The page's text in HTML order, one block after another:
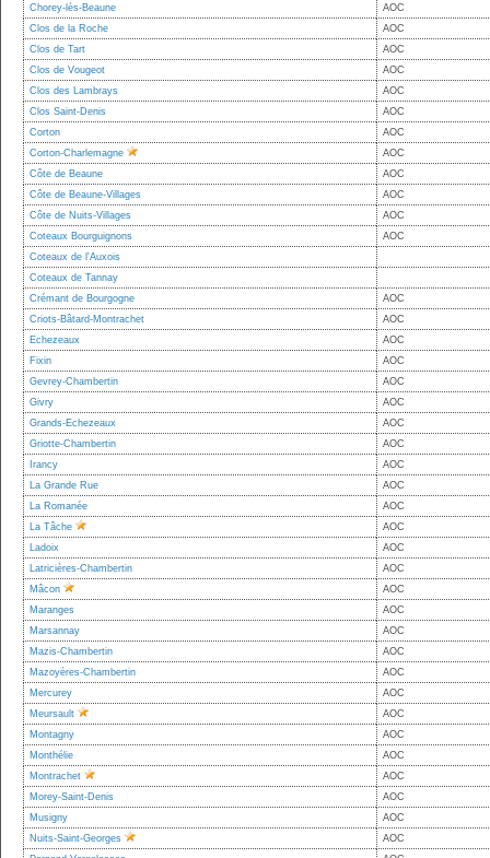
Chorey-lès-Beaune
AOC
Clos de la Roche
AOC
Clos de Tart
AOC
Clos de Vougeot
AOC
Clos des Lambrays
AOC
Clos Saint-Denis
AOC
Corton
AOC
Corton-Charlemagne
AOC
Côte de Beaune
AOC
Côte de Beaune-Villages
AOC
Côte de Nuits-Villages
AOC
Coteaux Bourguignons
AOC
Coteaux de l'Auxois
Coteaux de Tannay
Crémant de Bourgogne
AOC
Criots-Bâtard-Montrachet
AOC
Echezeaux
AOC
Fixin
AOC
Gevrey-Chambertin
AOC
Givry
AOC
Grands-Echezeaux
AOC
Griotte-Chambertin
AOC
Irancy
AOC
La Grande Rue
AOC
La Romanée
AOC
La Tâche
AOC
Ladoix
AOC
Latricières-Chambertin
AOC
Mâcon
AOC
Maranges
AOC
Marsannay
AOC
Mazis-Chambertin
AOC
Mazoyères-Chambertin
AOC
Mercurey
AOC
Meursault
AOC
Montagny
AOC
Monthélie
AOC
Montrachet
AOC
Morey-Saint-Denis
AOC
Musigny
AOC
Nuits-Saint-Georges
AOC